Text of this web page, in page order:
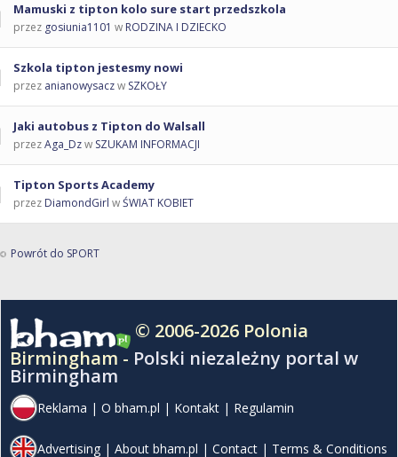
Mamuski z tipton kolo sure start przedszkola
przez gosiunia1101 w RODZINA I DZIECKO
Szkola tipton jestesmy nowi
przez anianowysaczw SZKOŁY
Jaki autobus z Tipton do Walsall
przezAga_Dzw SZUKAM INFORMACJI
Tipton Sports Academy
przez DiamondGirl wŚWIAT KOBIET
Powrót do SPORT
© 2006-2026 Polonia
Birmingham - Polski niezależny portal w
Birmingham
Reklama | O bham.pl | Kontakt | Regulamin
Advertising | About bham.pl | Contact | Terms & Conditions